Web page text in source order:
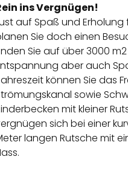
ins Vergnügen!
auf Spaß und
Sie doch einen
Sie auf über 3000
aber auch
können Sie das
sowie
mit kleiner
sich bei einer
langen Rutsche mit